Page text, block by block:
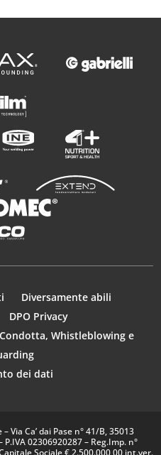
Diversamente abili
DPO Privacy
Whistleblowing e
dei dati
Via Ca’ dai Pase n° 41/B, 35013
P.IVA 02306920287 – Reg.Imp. n°